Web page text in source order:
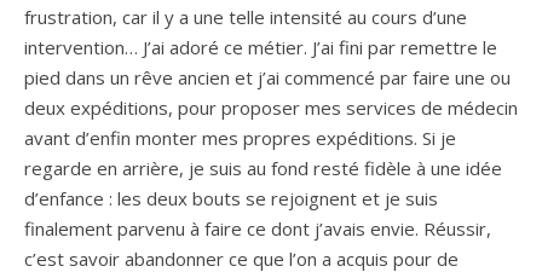
frustration, car il y a une telle intensité au cours d’une
intervention… J’ai adoré ce métier. J’ai fini par remettre le
pied dans un rêve ancien et j’ai commencé par faire une ou
deux expéditions, pour proposer mes services de médecin
avant d’enfin monter mes propres expéditions. Si je
regarde en arrière, je suis au fond resté fidèle à une idée
d’enfance : les deux bouts se rejoignent et je suis
finalement parvenu à faire ce dont j’avais envie. Réussir,
c’est savoir abandonner ce que l’on a acquis pour de